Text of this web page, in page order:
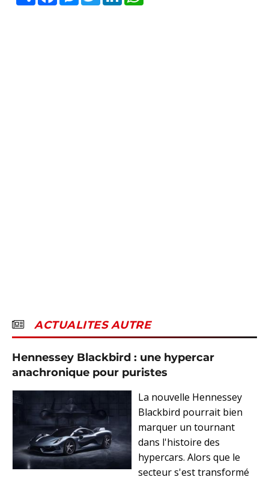
ACTUALITES AUTRE
Hennessey Blackbird : une hypercar
anachronique pour puristes
La nouvelle Hennessey
Blackbird pourrait bien
marquer un tournant
dans l'histoire des
hypercars. Alors que le
secteur s'est transformé